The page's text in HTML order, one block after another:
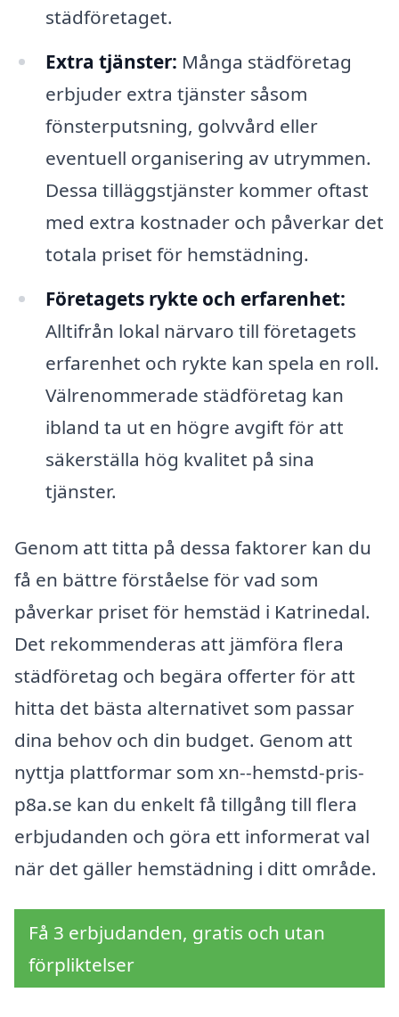
städföretaget.
Extra tjänster: Många städföretag
erbjuder extra tjänster såsom
fönsterputsning, golvvård eller
eventuell organisering av utrymmen.
Dessa tilläggstjänster kommer oftast
med extra kostnader och påverkar det
totala priset för hemstädning.
Företagets rykte och erfarenhet:
Alltifrån lokal närvaro till företagets
erfarenhet och rykte kan spela en roll.
Välrenommerade städföretag kan
ibland ta ut en högre avgift för att
säkerställa hög kvalitet på sina
tjänster.
Genom att titta på dessa faktorer kan du
få en bättre förståelse för vad som
påverkar priset för hemstäd i Katrinedal.
Det rekommenderas att jämföra flera
städföretag och begära offerter för att
hitta det bästa alternativet som passar
dina behov och din budget. Genom att
nyttja plattformar som xn--hemstd-pris-
p8a.se kan du enkelt få tillgång till flera
erbjudanden och göra ett informerat val
när det gäller hemstädning i ditt område.
Få 3 erbjudanden, gratis och utan
förpliktelser